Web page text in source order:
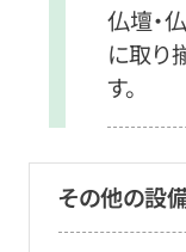
仏壇・
に取り
す。
その他の設